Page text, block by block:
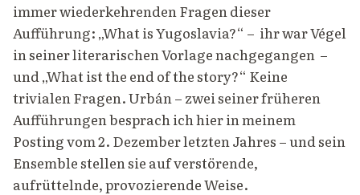
immer wiederkehrenden Fragen dieser
Aufführung: „What is Yugoslavia?“ – ihr war Végel
in seiner literarischen Vorlage nachgegangen –
und „What ist the end of the story?“ Keine
trivialen Fragen. Urbán – zwei seiner früheren
Aufführungen besprach ich hier in meinem
Posting vom 2. Dezember letzten Jahres – und sein
Ensemble stellen sie auf verstörende,
aufrüttelnde, provozierende Weise.